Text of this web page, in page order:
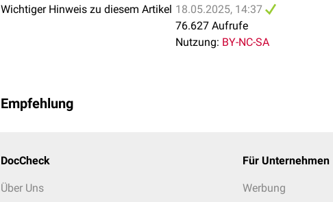
3D-Modell des Kehlkopfs und der Schilddrüse. Die Cartilago
Wichtiger Hinweis zu diesem Artikel 18.05.2025, 14:37
76.627 Aufrufe
Nutzung: BY-NC-SA
Empfehlung
DocCheck
Über Uns
Für Unternehmen
Werbung